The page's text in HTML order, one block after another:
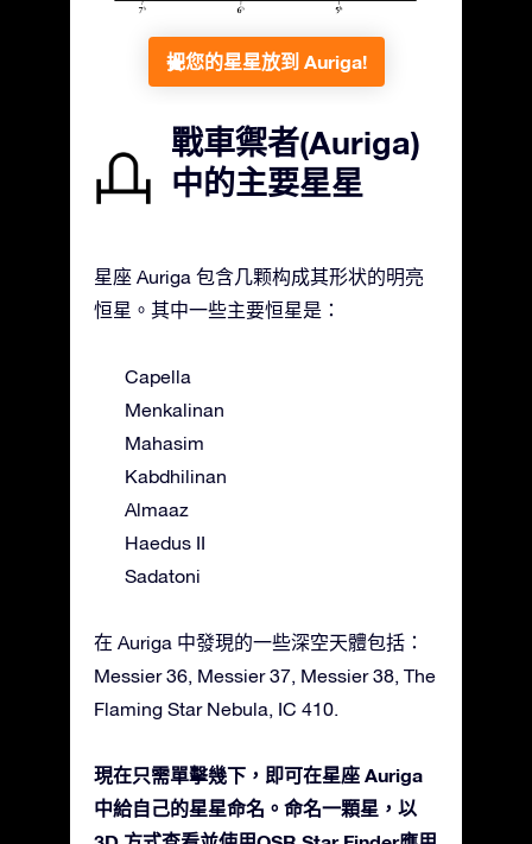
把您的星星放到 Auriga!
戰車禦者(Auriga)
中的主要星星
星座 Auriga 包含几颗构成其形状的明亮
恒星。其中一些主要恒星是：
Capella
Menkalinan
Mahasim
Kabdhilinan
Almaaz
Haedus II
Sadatoni
在 Auriga 中發現的一些深空天體包括：
Messier 36, Messier 37, Messier 38, The
Flaming Star Nebula, IC 410.
現在只需單擊幾下，即可在星座 Auriga
中給自己的星星命名。命名一顆星，以